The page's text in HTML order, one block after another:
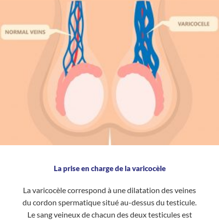
La prise en charge de la varicocèle
La varicocèle correspond à une dilatation des veines
du cordon spermatique situé au-dessus du testicule.
Le sang veineux de chacun des deux testicules est